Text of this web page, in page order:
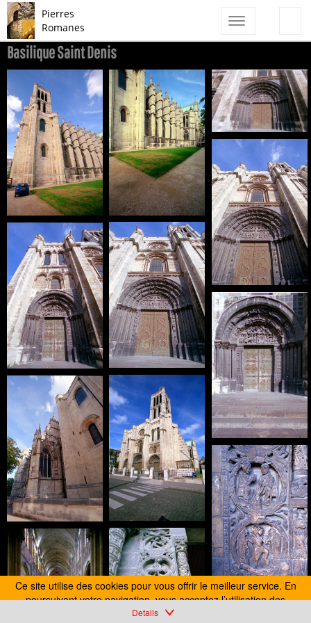
Toggle
Pierres
Romanes
Details
Basilique Saint Denis
FR-Saint_Denis_Basilique-3197-0002.jpg
Ce site utilise des cookies pour vous offrir le meilleur service. En
poursuivant votre navigation, vous acceptez l’utilisation des
En savoir plus